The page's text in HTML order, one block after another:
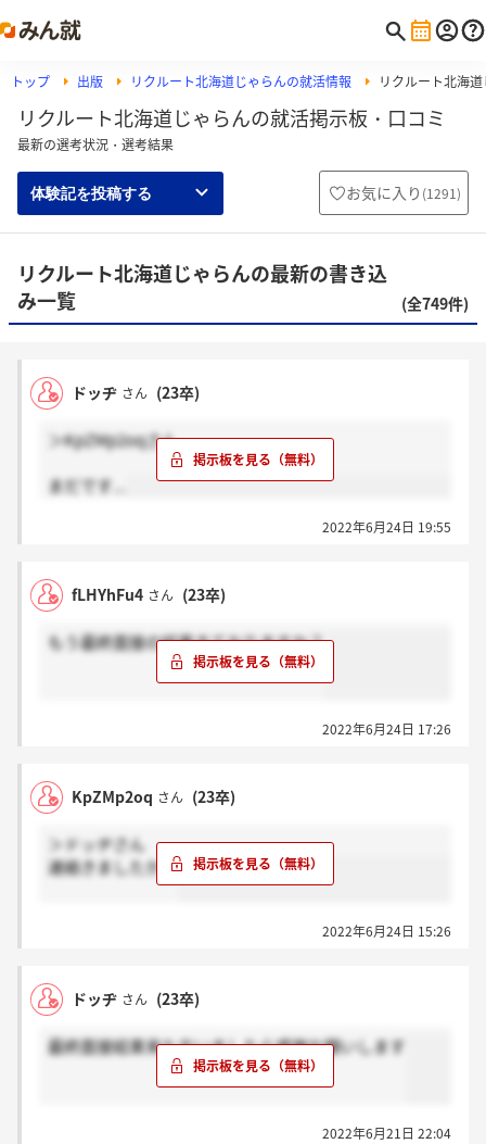
トップ 出版 リクルート北海道じゃらんの就活情報 リクルート北海
リクルート北海道じゃらんの就活掲示板・口コミ
最新の選考状況・選考結果
体験記を投稿する お気に入り (1291)
リクルート北海道じゃらんの最新の書き込
み一覧
(全749件)
ドッヂ さん (23卒)
＞KpZMp2oqさん
まだです...
2022年6月24日 19:55
fLHYhFu4 さん (23卒)
もう最終面接の結果きておりますか？
2022年6月24日 17:26
KpZMp2oq さん (23卒)
＞ドッヂさん
連絡きましたか？
2022年6月24日 15:26
ドッヂ さん (23卒)
最終面接結果来た方いましたら感謝お願いします
2022年6月21日 22:04